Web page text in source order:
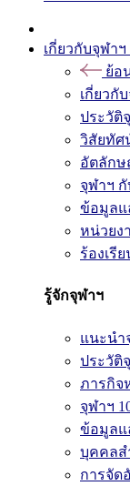
เกี่ยวกับจุฬาฯ
ย้อ
เกี่ยวกั
ประวัติ
วิสัยทัศ
อัตลัก
จุฬาฯ
ข้อมูลแ
หน่วยง
ร้องเรี
รู้จักจุฬาฯ
แนะนำ
ประวัติ
ภารกิจ
จุฬาฯ
ข้อมูลแ
บุคคลส
การจัด